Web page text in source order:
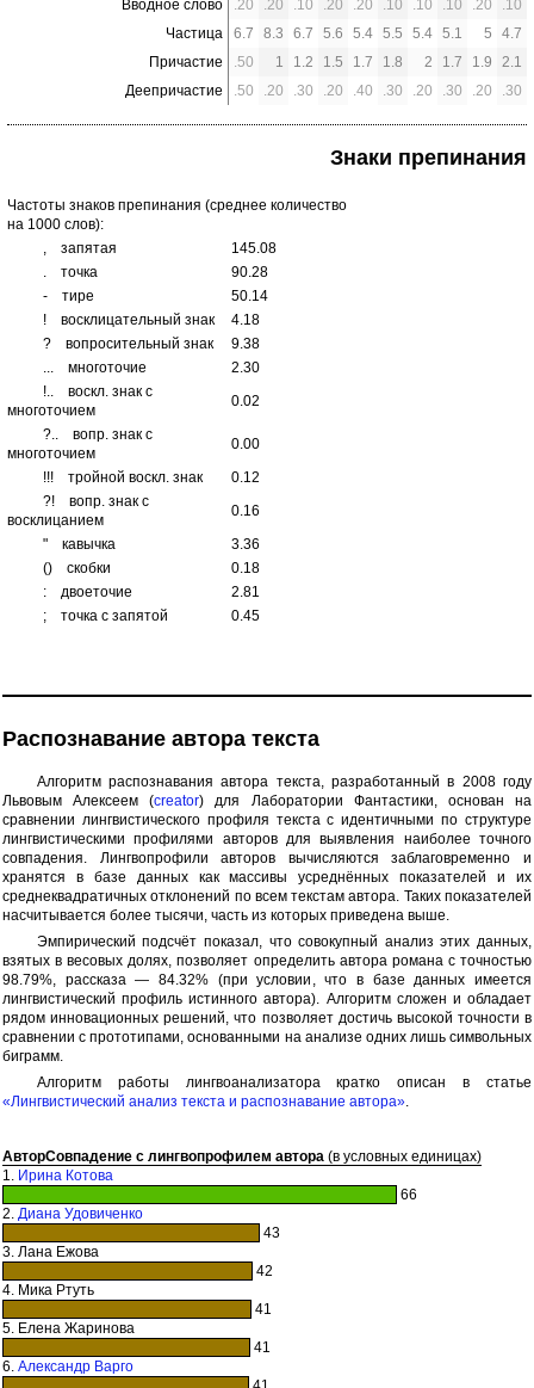
Вводное слово
.20 .20 .10 .20 .20 .10 .10 .10 .20
.10
Частица
6.7 8.3 6.7 5.6 5.4 5.5 5.4 5.1 5
4.7
Причастие
.50 1 1.2 1.5 1.7 1.8 2 1.7 1.9
2.1
Деепричастие
.50 .20 .30 .20 .40 .30 .20 .30 .20 .30
Знаки препинания
Частоты знаков препинания (среднее количество
на 1000 слов):
,
запятая
145.08
.
точка
90.28
-
тире
50.14
!
восклицательный знак
4.18
?
вопросительный знак
9.38
...
многоточие
2.30
!..
воскл. знак с
многоточием
0.02
?..
вопр. знак с
многоточием
0.00
!!!
тройной воскл. знак
0.12
?!
вопр. знак с
восклицанием
0.16
"
кавычка
3.36
()
скобки
0.18
:
двоеточие
2.81
;
точка с запятой 0.45
Распознавание автора текста
Алгоритм распознавания автора текста, разработанный в 2008 году
Львовым Алексеем (creator) для Лаборатории Фантастики, основан на
сравнении лингвистического профиля текста с идентичными по структуре
лингвистическими профилями авторов для выявления наиболее точного
совпадения. Лингвопрофили авторов вычисляются заблаговременно и
хранятся в базе данных как массивы усреднённых показателей и их
среднеквадратичных отклонений по всем текстам автора. Таких показателей
насчитывается более тысячи, часть из которых приведена выше.
Эмпирический подсчёт показал, что совокупный анализ этих данных,
взятых в весовых долях, позволяет определить автора романа с точностью
98.79%, рассказа — 84.32% (при условии, что в базе данных имеется
лингвистический профиль истинного автора). Алгоритм сложен и обладает
рядом инновационных решений, что позволяет достичь высокой точности в
сравнении с прототипами, основанными на анализе одних лишь символьных
биграмм.
Алгоритм работы лингвоанализатора кратко описан в статье
«Лингвистический анализ текста и распознавание автора».
АвторСовпадение с лингвопрофилем автора (в условных единицах)
1. Ирина Котова
66
2. Диана Удовиченко
43
3. Лана Ежова
42
4. Мика Ртуть
41
5. Елена Жаринова
41
6. Александр Варго